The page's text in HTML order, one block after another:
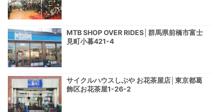
MTB SHOP OVER RIDES│群馬県前橋市富士
見町小暮421-4
サイクルハウスしぶや お花茶屋店│東京都葛
飾区お花茶屋1-26-2